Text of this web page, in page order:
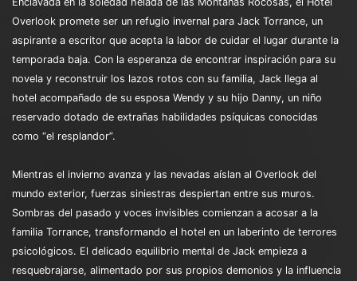
Overlook promete ser un refugio invernal para Jack Torrance, un
aspirante a escritor que acepta la labor de cuidar el lugar durante la
temporada baja. Con la esperanza de encontrar inspiración para su
novela y reconstruir los lazos rotos con su familia, Jack llega al
hotel acompañado de su esposa Wendy y su hijo Danny, un niño
reservado dotado de extrañas habilidades psíquicas conocidas
como “el resplandor”.
Mientras el invierno avanza y las nevadas aíslan al Overlook del
mundo exterior, fuerzas siniestras despiertan entre sus muros.
Sombras del pasado y voces invisibles comienzan a acosar a la
familia Torrance, transformando el hotel en un laberinto de terrores
psicológicos. El delicado equilibrio mental de Jack empieza a
resquebrajarse, alimentado por sus propios demonios y la influencia